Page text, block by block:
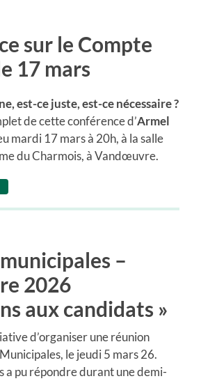
sur le Compte
17 mars
est-ce juste, est-ce nécessaire ?
de cette conférence d’Armel
mardi 17 mars à 20h, à la salle
du Charmois, à Vandœuvre.
–
2026
aux candidats »
d’organiser une réunion
le jeudi 5 mars 26.
a pu répondre durant une demi-